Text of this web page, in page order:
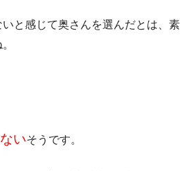
と感じて奥さんを選んだとは、素
いそうです。